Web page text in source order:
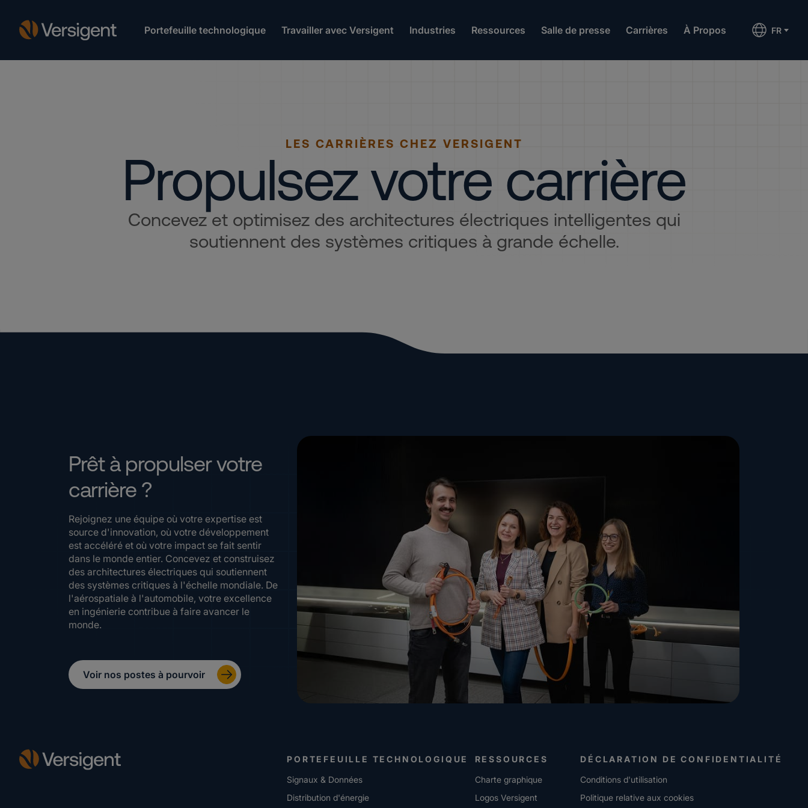
Portefeuille technologique Travailler avec Versigent Industries Ressources Salle de presse Carrières À Propos FR
LES CARRIÈRES CHEZ VERSIGENT
Propulsez votre carrière
Concevez et optimisez des architectures électriques intelligentes qui
soutiennent des systèmes critiques à grande échelle.
Prêt à propulser votre
carrière ?
Rejoignez une équipe où votre expertise est
source d'innovation, où votre développement
est accéléré et où votre impact se fait sentir
dans le monde entier. Concevez et construisez
des architectures électriques qui soutiennent
des systèmes critiques à l'échelle mondiale. De
l'aérospatiale à l'automobile, votre excellence
en ingénierie contribue à faire avancer le
monde.
Voir nos postes à pourvoir
PORTEFEUILLE TECHNOLOGIQUE
Signaux & Données
Distribution d'énergie
RESSOURCES
Charte graphique
Logos Versigent
DÉCLARATION DE CONFIDENTIALITÉ
Conditions d'utilisation
Politique relative aux cookies